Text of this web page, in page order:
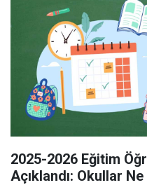
2025-2026 Eğitim
Açıklandı: Okullar